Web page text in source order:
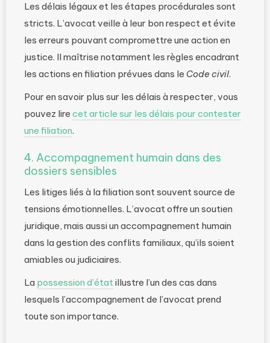
Les délais légaux et les étapes procédurales sont
stricts. L’avocat veille à leur bon respect et évite
les erreurs pouvant compromettre une action en
justice. Il maîtrise notamment les règles encadrant
les actions en filiation prévues dans le Code civil.
Pour en savoir plus sur les délais à respecter, vous
pouvez lire cet article sur les délais pour contester
une filiation.
4. Accompagnement humain dans des
dossiers sensibles
Les litiges liés à la filiation sont souvent source de
tensions émotionnelles. L’avocat offre un soutien
juridique, mais aussi un accompagnement humain
dans la gestion des conflits familiaux, qu’ils soient
amiables ou judiciaires.
La possession d’étatillustre l’un des cas dans
lesquels l’accompagnement de l’avocat prend
toute son importance.